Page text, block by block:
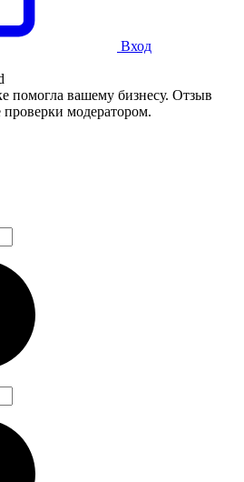
Вход
помогла вашему бизнесу. Отзыв
проверки модератором.